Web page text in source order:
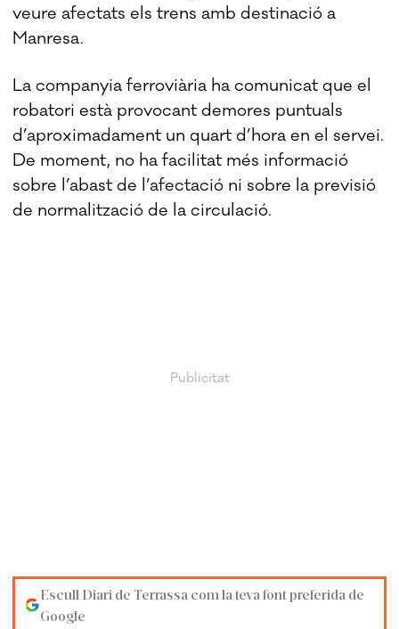
veure afectats els trens amb destinació a
Manresa.
La companyia ferroviària ha comunicat que el
robatori està provocant demores puntuals
d’aproximadament un quart d’hora en el servei.
De moment, no ha facilitat més informació
sobre l’abast de l’afectació ni sobre la previsió
de normalització de la circulació.
Escull Diari de Terrassa com la teva font preferida de
Google